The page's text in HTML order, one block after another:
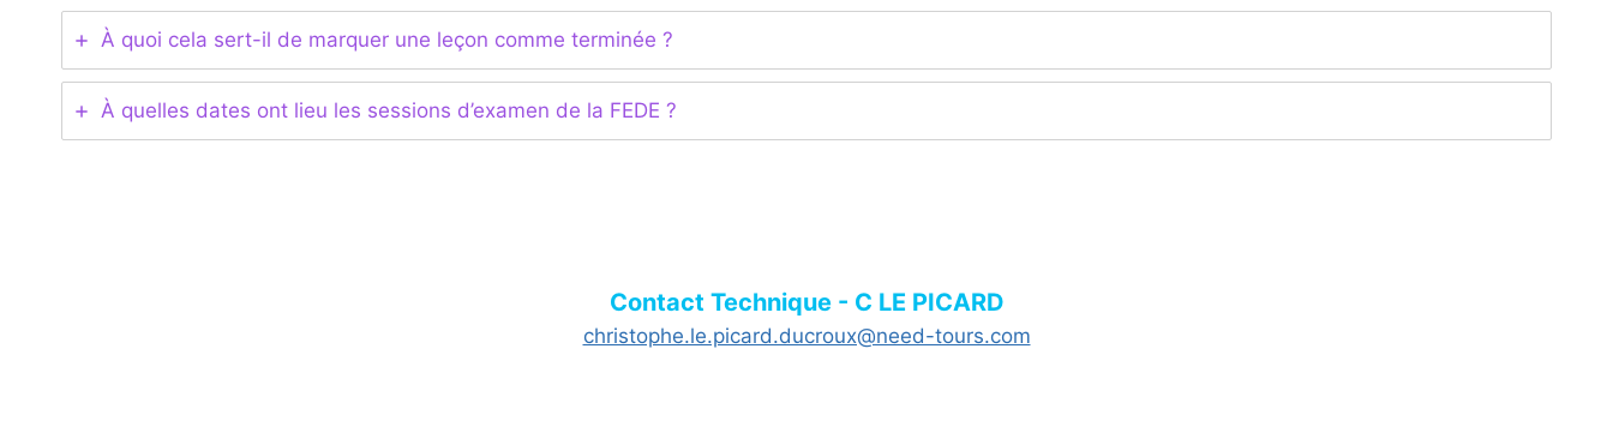
À quoi cela sert-il de marquer une leçon comme terminée ?
À quelles dates ont lieu les sessions d’examen de la FEDE ?
Contact Technique - C LE PICARD
christophe.le.picard.ducroux@need-tours.com